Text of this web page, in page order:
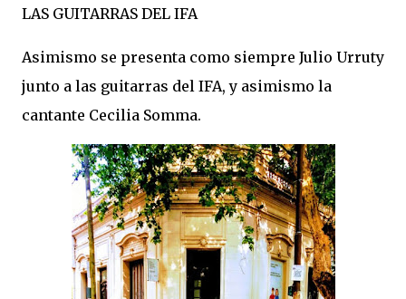
LAS GUITARRAS DEL IFA
Asimismo se presenta como siempre Julio Urruty
junto a las guitarras del IFA, y asimismo la
cantante Cecilia Somma.